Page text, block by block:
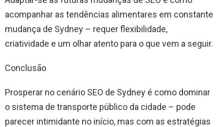
acompanhar as tendências alimentares em constante
mudança de Sydney – requer flexibilidade,
criatividade e um olhar atento para o que vem a seguir.
Conclusão
Prosperar no cenário SEO de Sydney é como dominar
o sistema de transporte público da cidade – pode
parecer intimidante no início, mas com as estratégias